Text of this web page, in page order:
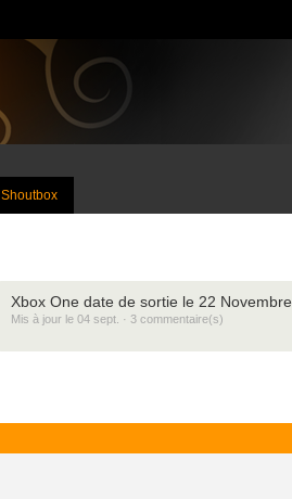
Shoutbox
Xbox One date de sortie le 22 Novembre.
Mis à jour le 04 sept. · 3 commentaire(s)